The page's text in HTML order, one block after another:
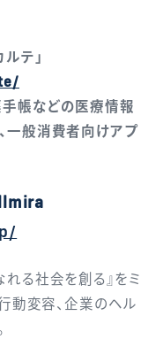
ルテ」
帳などの医療情報
一般消費者向けアプ
る社会を創る』をミ
動変容、企業のヘル